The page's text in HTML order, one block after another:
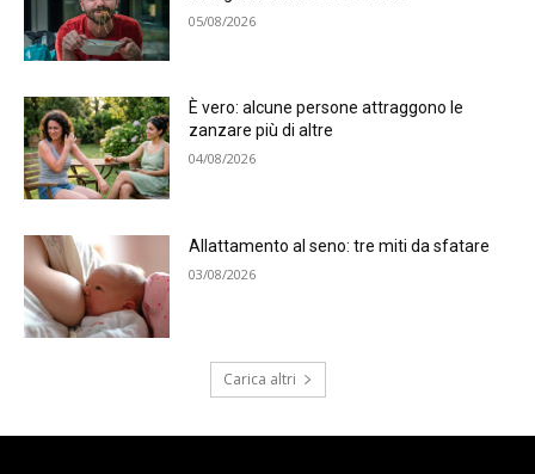
05/08/2026
È vero: alcune persone attraggono le
zanzare più di altre
04/08/2026
Allattamento al seno: tre miti da sfatare
03/08/2026
Carica altri